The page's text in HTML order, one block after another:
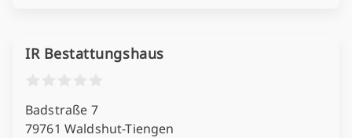
IR Bestattungshaus
Badstraße 7
79761 Waldshut-Tiengen